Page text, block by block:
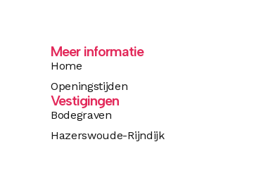
Meer informatie
Home
Openingstijden
Vestigingen
Bodegraven
Hazerswoude-Rijndijk